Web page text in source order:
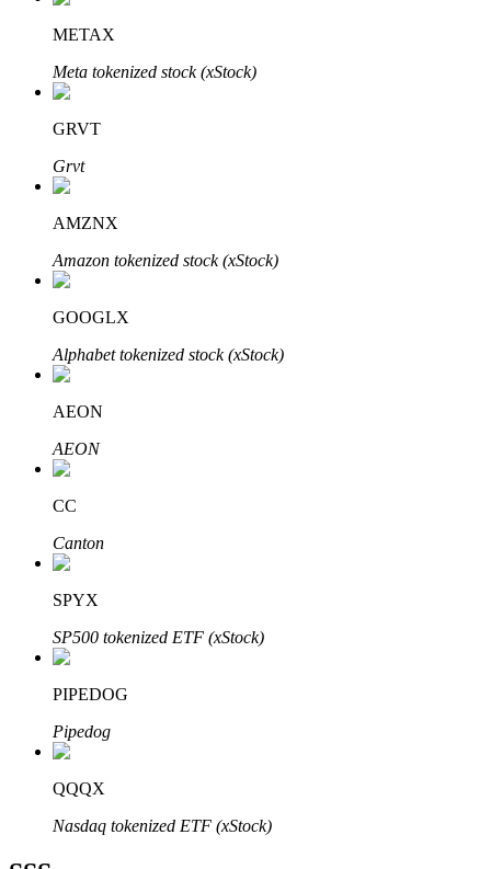
Otomatik Yatırım
Uzun vadeli kâr ve esnek çıkarlar elde edin
Stake Etmeyi Öğrenin
METAX
Meta tokenized stock (xStock)
GRVT
Grvt
AMZNX
Amazon tokenized stock (xStock)
GOOGLX
Alphabet tokenized stock (xStock)
AEON
AEON
CC
Canton
SPYX
SP500 tokenized ETF (xStock)
PIPEDOG
Pipedog
QQQX
Nasdaq tokenized ETF (xStock)